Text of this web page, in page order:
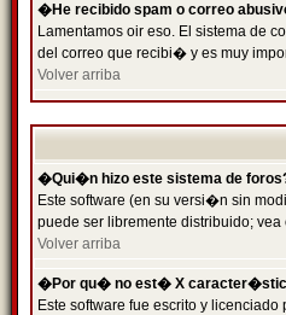
�He recibido spam o correo
Lamentamos oir eso. El sistema de
del correo que recibi� y es muy
Volver arriba
�Qui�n hizo este sistema de
Este software (en su versi�n sin
puede ser libremente distribuido;
Volver arriba
�Por qu� no est� X
Este software fue escrito y